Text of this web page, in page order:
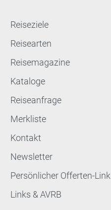
Reiseziele
Reisearten
Reisemagazine
Kataloge
Reiseanfrage
Merkliste
Kontakt
Newsletter
Persönlicher Offerten-Link
Links & AVRB